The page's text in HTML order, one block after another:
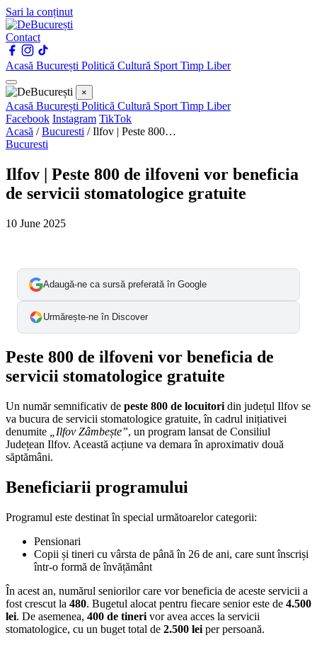
Sari la conținut
Contact
Acasă București Politică Cultură Sport Timp Liber
×
Acasă București Politică Cultură Sport Timp Liber
Facebook Instagram TikTok
Acasă /Bucuresti /Ilfov | Peste 800…
Bucuresti
Ilfov | Peste 800 de ilfoveni vor beneficia
de servicii stomatologice gratuite
10 June 2025
Adaugă-ne ca sursă preferată în Google
Urmărește-ne în Discover
Peste 800 de ilfoveni vor beneficia de
servicii stomatologice gratuite
Un număr semnificativ de peste 800 de locuitori din județul Ilfov se
va bucura de servicii stomatologice gratuite, în cadrul inițiativei
denumite
„Ilfov Zâmbește”, un program lansat de Consiliul
Județean Ilfov. Această acțiune va demara în aproximativ două
săptămâni.
Beneficiarii programului
Programul este destinat în special următoarelor categorii:
Pensionari
Copii și tineri cu vârsta de până în 26 de ani, care sunt înscriși
într-o formă de învățământ
În acest an, numărul seniorilor care vor beneficia de aceste servicii a
fost crescut la 480. Bugetul alocat pentru fiecare senior este de 4.500
lei. De asemenea, 400 de tineri vor avea acces la servicii
stomatologice, cu un buget total de 2.500 lei per persoană.